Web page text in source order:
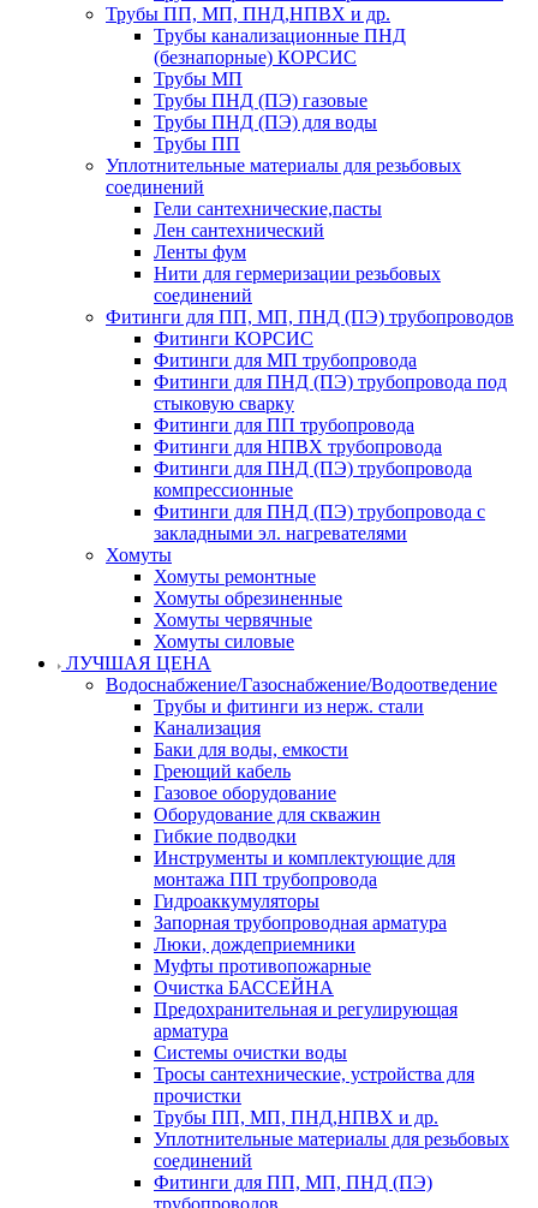
Трубы ПП, МП, ПНД,НПВХ и др.
Трубы канализационные ПНД
(безнапорные) КОРСИС
Трубы МП
Трубы ПНД (ПЭ) газовые
Трубы ПНД (ПЭ) для воды
Трубы ПП
Уплотнительные материалы для резьбовых
соединений
Гели сантехнические,пасты
Лен сантехнический
Ленты фум
Нити для гермеризации резьбовых
соединений
Фитинги для ПП, МП, ПНД (ПЭ) трубопроводов
Фитинги КОРСИС
Фитинги для МП трубопровода
Фитинги для ПНД (ПЭ) трубопровода под
стыковую сварку
Фитинги для ПП трубопровода
Фитинги для НПВХ трубопровода
Фитинги для ПНД (ПЭ) трубопровода
компрессионные
Фитинги для ПНД (ПЭ) трубопровода с
закладными эл. нагревателями
Хомуты
Хомуты ремонтные
Хомуты обрезиненные
Хомуты червячные
Хомуты силовые
ЛУЧШАЯ ЦЕНА
Водоснабжение/Газоснабжение/Водоотведение
Трубы и фитинги из нерж. стали
Канализация
Баки для воды, емкости
Греющий кабель
Газовое оборудование
Оборудование для скважин
Гибкие подводки
Инструменты и комплектующие для
монтажа ПП трубопровода
Гидроаккумуляторы
Запорная трубопроводная арматура
Люки, дождеприемники
Муфты противопожарные
Очистка БАССЕЙНА
Предохранительная и регулирующая
арматура
Системы очистки воды
Тросы сантехнические, устройства для
прочистки
Трубы ПП, МП, ПНД,НПВХ и др.
Уплотнительные материалы для резьбовых
соединений
Фитинги для ПП, МП, ПНД (ПЭ)
трубопроводов